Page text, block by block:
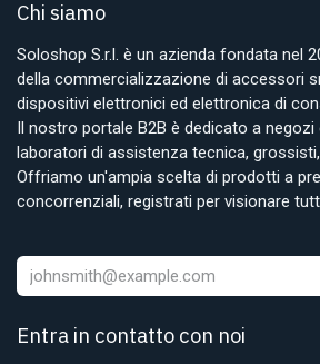
Chi siamo
Soloshop S.r.l. è un azienda fondata nel
della commercializzazione di accessori
dispositivi elettronici ed elettronica di
Il nostro portale B2B è dedicato a negozi
laboratori di assistenza tecnica,
Offriamo un'ampia scelta di prodotti a
concorrenziali, registrati per visionare
Entra in contatto con noi